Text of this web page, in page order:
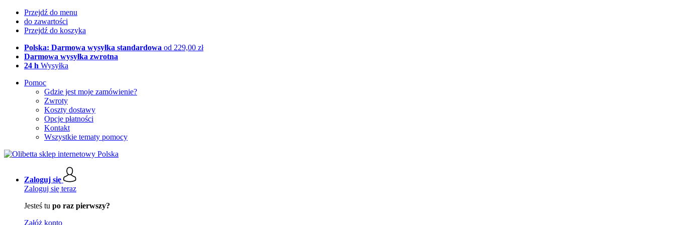
Przejdź do menu
do zawartości
Przejdź do koszyka
Polska: Darmowa wysyłka standardowa od 229,00 zł
Darmowa wysyłka zwrotna
24 h Wysyłka
Pomoc
Gdzie jest moje zamówienie?
Zwroty
Koszty dostawy
Opcje płatności
Kontakt
Wszystkie tematy pomocy
Zaloguj się
Zaloguj się teraz
Jesteś tu po raz pierwszy?
Załóż konto